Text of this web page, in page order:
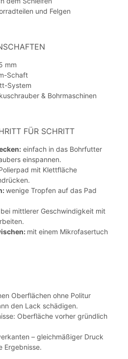
und Felgen
mm
Schaft
System
& Bohrmaschinen
FÜR SCHRITT
einfach in das Bohrfutter
einspannen.
mit Klettfläche
wenige Tropfen auf das Pad
bei mittlerer Geschwindigkeit mit
mit einem Mikrofasertuch
Oberflächen ohne Politur
den Lack schädigen.
Oberfläche vorher gründlich
– gleichmäßiger Druck
Ergebnisse.